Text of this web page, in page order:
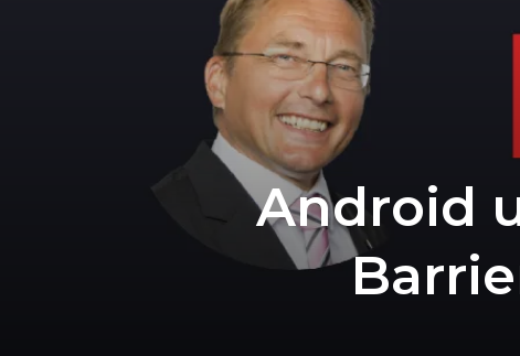
Android